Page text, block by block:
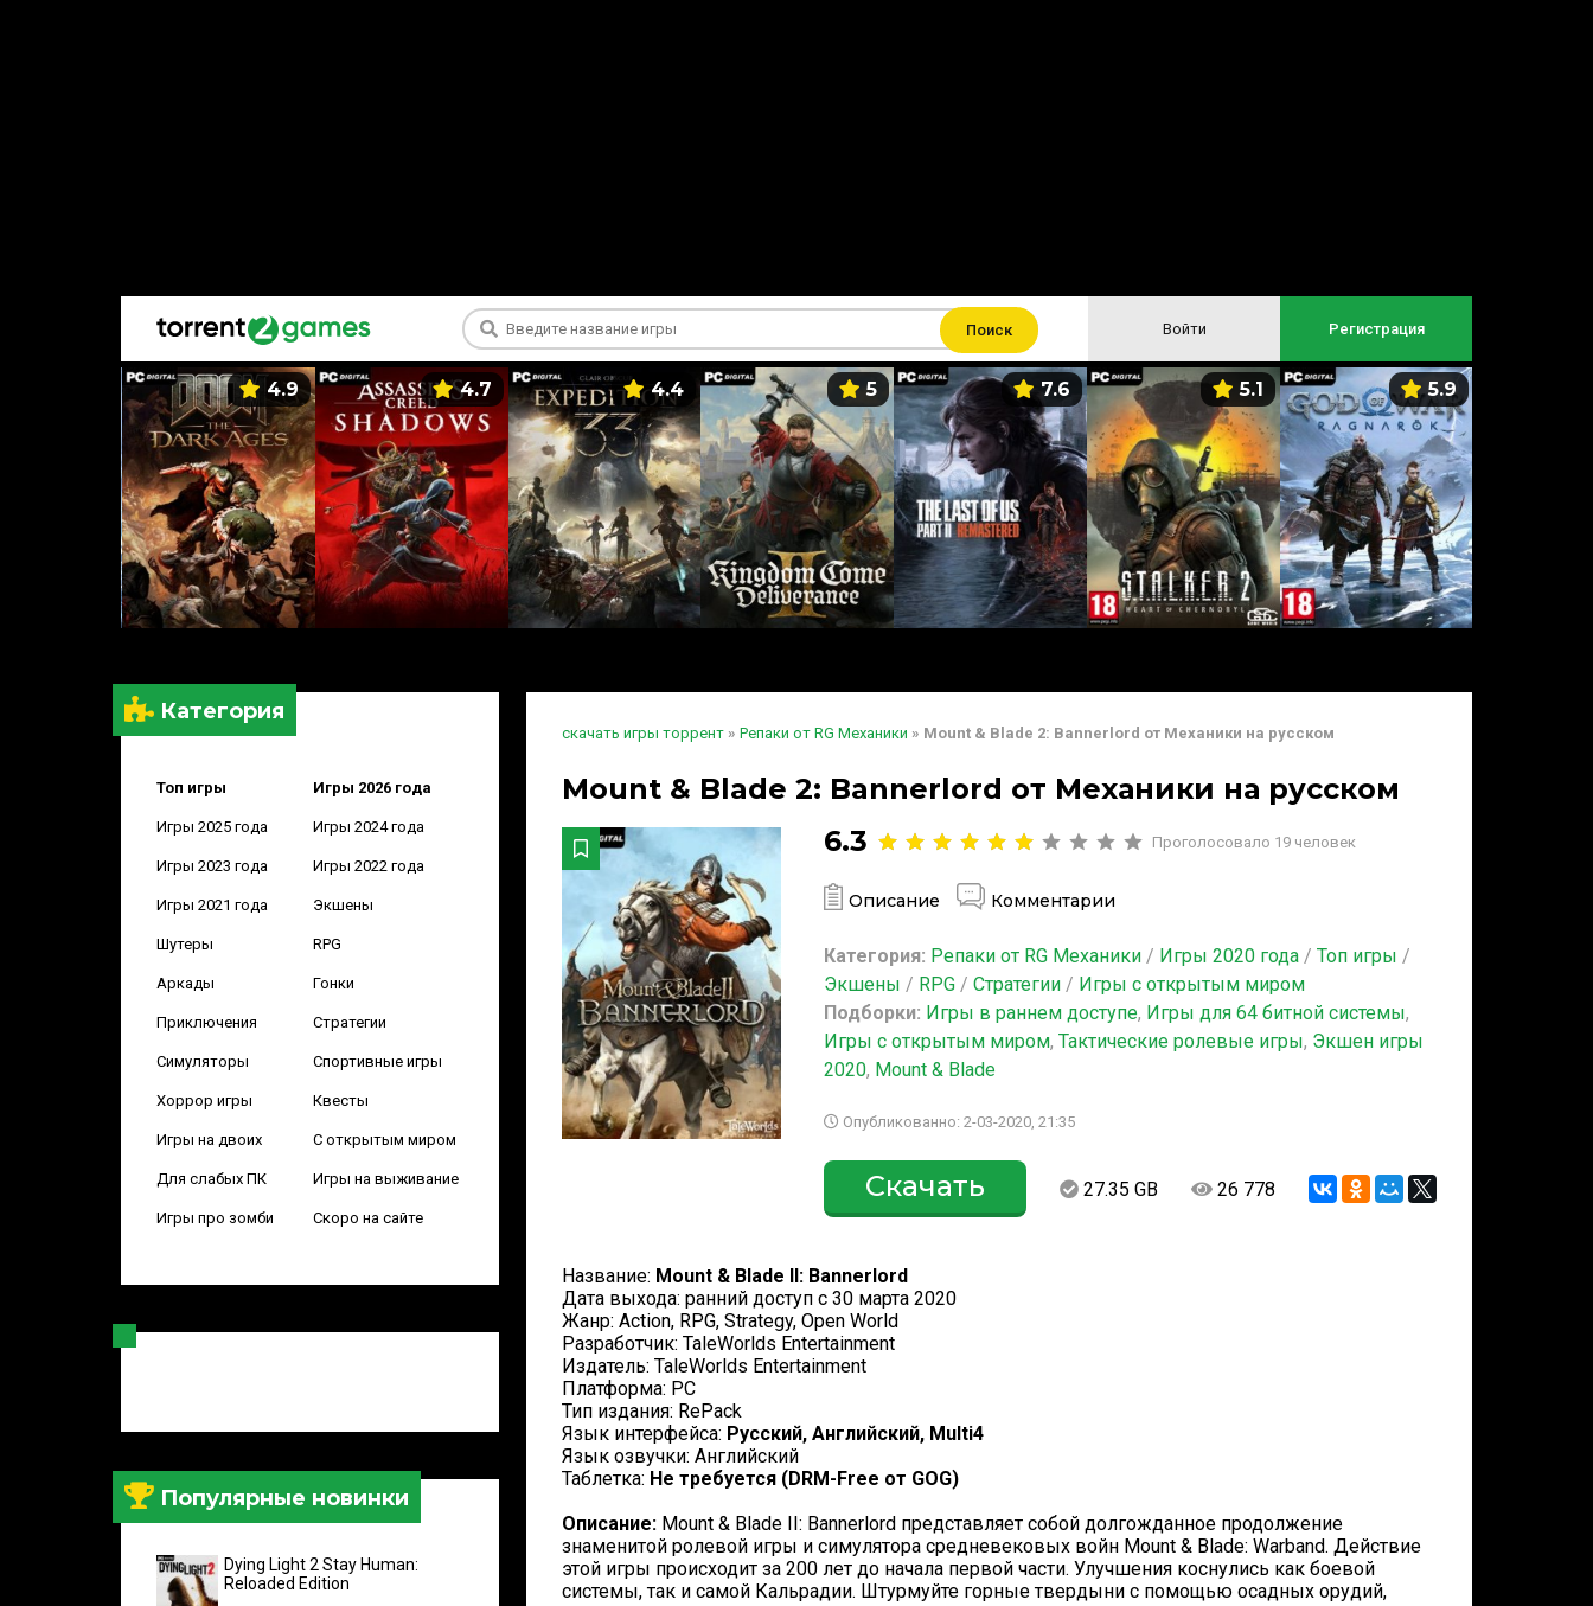
Поиск Войти Регистрация
4.9 4.7 4.4 5 7.6 5.1 5.9
Категория
Топ игры Игры 2026 года
Игры 2025 года Игры 2024 года
Игры 2023 года Игры 2022 года
Игры 2021 года Экшены
Шутеры RPG
Аркады Гонки
Приключения Стратегии
Симуляторы Спортивные игры
Хоррор игры Квесты
Игры на двоих С открытым миром
Для слабых ПК Игры на выживание
Игры про зомби Скоро на сайте
Популярные новинки
Dying Light 2 Stay Human:
Reloaded Edition
скачать игры торрент » Репаки от RG Механики » Mount & Blade 2: Bannerlord от Механики на русском
Mount & Blade 2: Bannerlord от Механики на русском
6.3
Проголосовало 19 человек
Описание Комментарии
Категория: Репаки от RG Механики / Игры 2020 года /Топ игры /
Экшены / RPG /Стратегии / Игры с открытым миром
Подборки: Игры в раннем доступе, Игры для 64 битной системы,
Игры с открытым миром,Тактические ролевые игры, Экшен игры
2020, Mount & Blade
Опубликованно: 2-03-2020, 21:35
Скачать 27.35 GB 26 778
Название: Mount & Blade II: Bannerlord
Дата выхода: ранний доступ с 30 марта 2020
Жанр: Action, RPG, Strategy, Open World
Разработчик: TaleWorlds Entertainment
Издатель: TaleWorlds Entertainment
Платформа: PC
Тип издания: RePack
Язык интерфейса: Русский, Английский, Multi4
Язык озвучки: Английский
Таблетка: Не требуется (DRM-Free от GOG)
Описание: Mount & Blade II: Bannerlord представляет собой долгожданное продолжение
знаменитой ролевой игры и симулятора средневековых войн Mount & Blade: Warband. Действие
этой игры происходит за 200 лет до начала первой части. Улучшения коснулись как боевой
системы, так и самой Кальрадии. Штурмуйте горные твердыни с помощью осадных орудий,